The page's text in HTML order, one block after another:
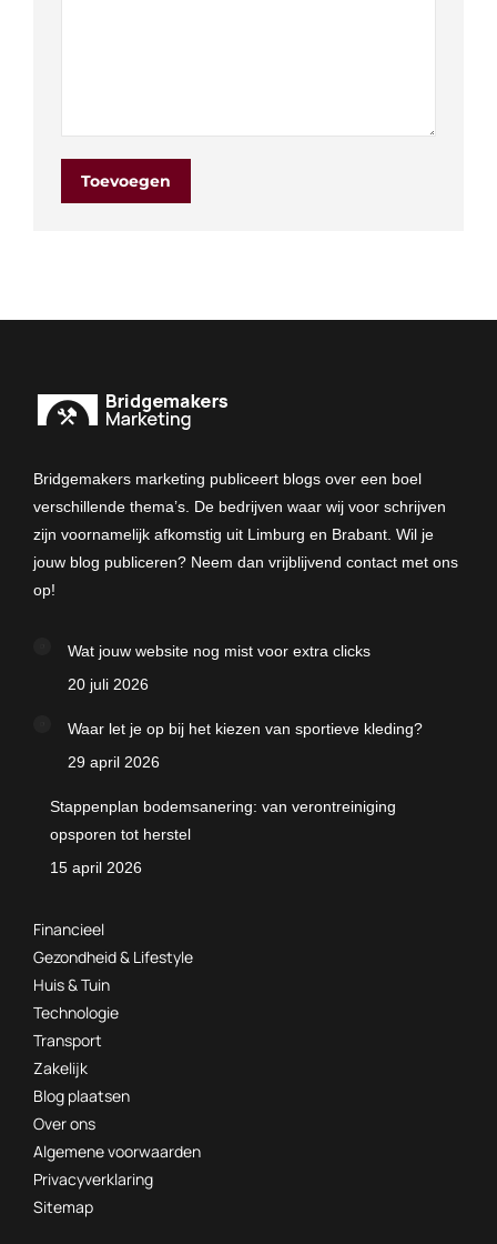
Toevoegen
Bridgemakers marketing publiceert blogs over een boel
verschillende thema’s. De bedrijven waar wij voor schrijven
zijn voornamelijk afkomstig uit Limburg en Brabant. Wil je
jouw blog publiceren? Neem dan vrijblijvend contact met ons
op!
Wat jouw website nog mist voor extra clicks
20 juli 2026
Waar let je op bij het kiezen van sportieve kleding?
29 april 2026
Stappenplan bodemsanering: van verontreiniging
opsporen tot herstel
15 april 2026
Financieel
Gezondheid & Lifestyle
Huis & Tuin
Technologie
Transport
Zakelijk
Blog plaatsen
Over ons
Algemene voorwaarden
Privacyverklaring
Sitemap